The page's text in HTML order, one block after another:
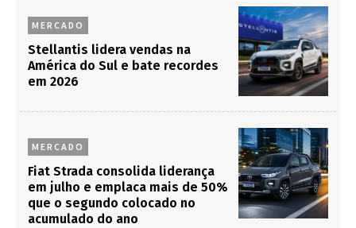
MERCADO
Stellantis lidera vendas na
América do Sul e bate recordes
em 2026
MERCADO
Fiat Strada consolida liderança
em julho e emplaca mais de 50%
que o segundo colocado no
acumulado do ano